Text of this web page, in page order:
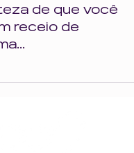
de que você
receio de
...